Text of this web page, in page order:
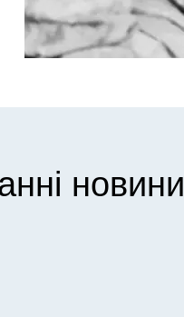
новини